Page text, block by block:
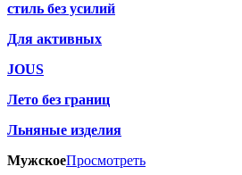
стиль без усилий
Для активных
JOUS
Лето без границ
Льняные изделия
МужскоеПросмотреть